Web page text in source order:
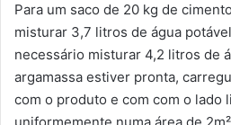
Para um saco de 20 kg de
misturar 3,7 litros de água
necessário misturar 4,2 litros de
argamassa estiver pronta,
com o produto e com com o lado